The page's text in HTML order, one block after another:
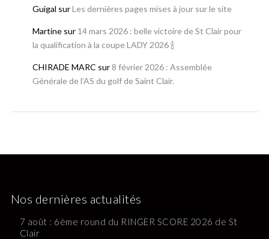
Guigal surLes dernières pages mises à jour sur le site
Martinesur 14 mars 2026 : belle victoire de St Clair pour
la qualification à la coupe LADY 2026 🍾
CHIRADE MARC sur 8 février 2026 : Assemblée
Générale de l’AS du golf de Saint Clair.
Nos dernières actualités
7 août : 6ème round du RINGER SCORE 2026 de St
Clair